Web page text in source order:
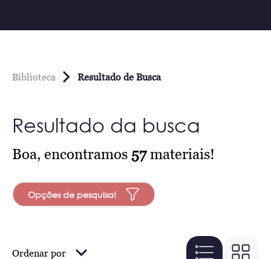
Biblioteca Resultado de Busca
Resultado da busca
Boa, encontramos 57materiais!
Opções de pesquisa!
Ordenar por